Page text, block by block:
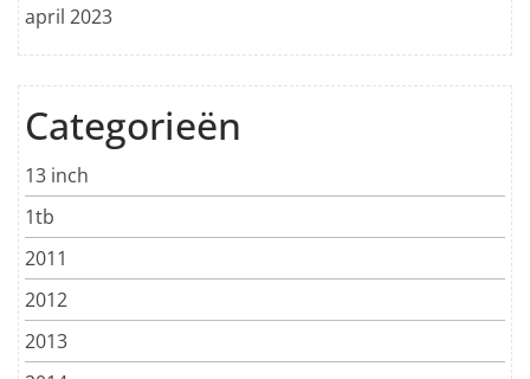
april 2023
Categorieën
13 inch
1tb
2011
2012
2013